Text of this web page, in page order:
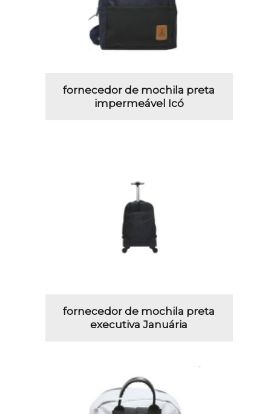
fornecedor de mochila preta
impermeável Icó
fornecedor de mochila preta
executiva Januária